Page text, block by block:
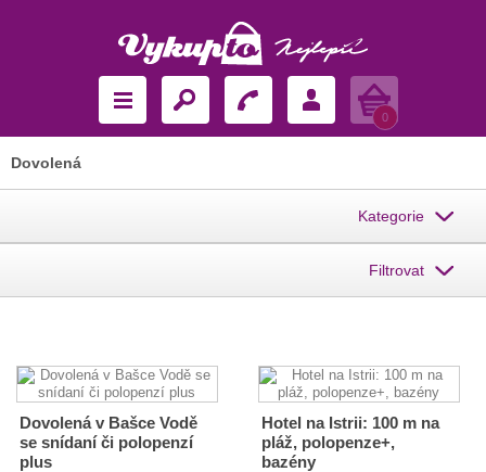
Košík
0
Dovolená
Kategorie
Filtrovat
Dovolená v Bašce Vodě
se snídaní či polopenzí
plus
Hotel na Istrii: 100 m na
pláž, polopenze+,
bazény